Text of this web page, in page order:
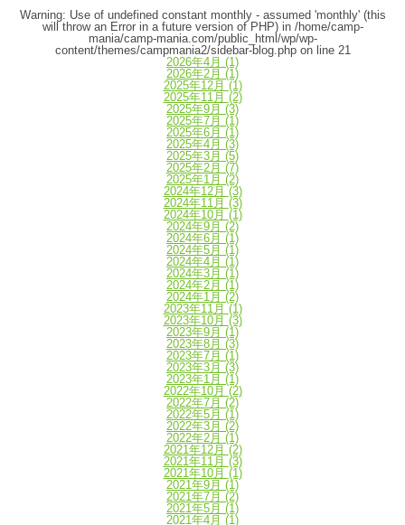
Warning: Use of undefined constant monthly - assumed 'monthly' (this
will throw an Error in a future version of PHP) in /home/camp-
mania/camp-mania.com/public_html/wp/wp-
content/themes/campmania2/sidebar-blog.phpon line 21
2026年4月 (1)
2026年2月 (1)
2025年12月 (1)
2025年11月 (2)
2025年9月 (3)
2025年7月 (1)
2025年6月 (1)
2025年4月 (3)
2025年3月 (5)
2025年2月 (7)
2025年1月 (2)
2024年12月 (3)
2024年11月 (3)
2024年10月 (1)
2024年9月 (2)
2024年6月 (1)
2024年5月 (1)
2024年4月 (1)
2024年3月 (1)
2024年2月 (1)
2024年1月 (2)
2023年11月 (1)
2023年10月 (3)
2023年9月 (1)
2023年8月 (3)
2023年7月 (1)
2023年3月 (3)
2023年1月 (1)
2022年10月 (2)
2022年7月 (2)
2022年5月 (1)
2022年3月 (2)
2022年2月 (1)
2021年12月 (2)
2021年11月 (3)
2021年10月 (1)
2021年9月 (1)
2021年7月 (2)
2021年5月 (1)
2021年4月 (1)